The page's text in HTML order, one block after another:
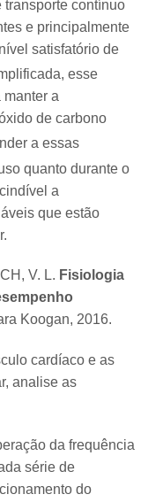
transporte contínuo
e principalmente
satisfatório de
esse
a
de carbono
a essas
quanto durante o
a
que estão
V. L. Fisiologia
Koogan, 2016.
cardíaco e as
analise as
da frequência
série de
do